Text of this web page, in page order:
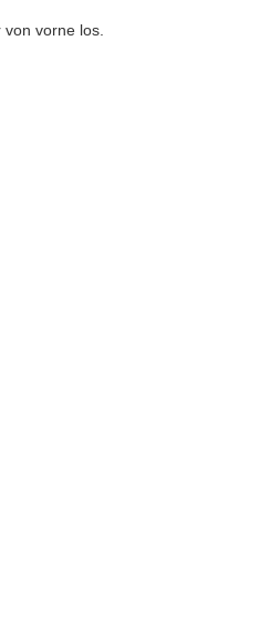
vorne los.